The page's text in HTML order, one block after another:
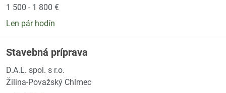
1 500 - 1 800 €
Len pár hodín
Stavebná príprava
D.A.L. spol. s r.o.
Žilina-Považský Chlmec